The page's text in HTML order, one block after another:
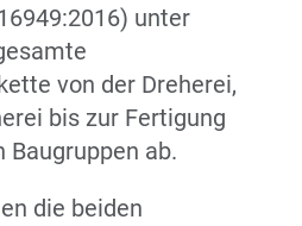
unter
von der Dreherei,
bis zur Fertigung
Baugruppen ab.
die beiden